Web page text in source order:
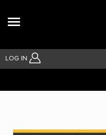
LOG IN